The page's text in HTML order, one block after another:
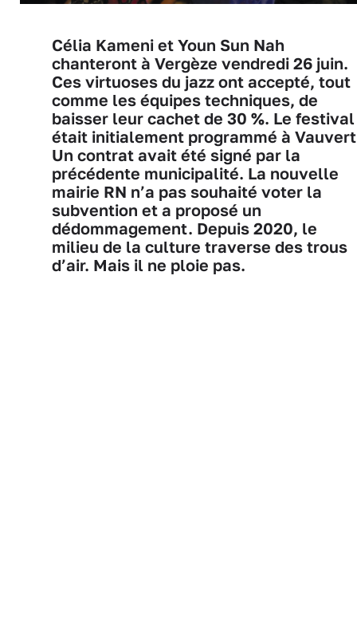
Célia Kameni et Youn Sun Nah
chanteront à Vergèze vendredi 26 juin.
Ces virtuoses du jazz ont accepté, tout
comme les équipes techniques, de
baisser leur cachet de 30 %. Le festival
était initialement programmé à
Un contrat avait été signé par la
précédente municipalité. La nouvelle
mairie RN n’a pas souhaité voter la
subvention et a proposé un
dédommagement. Depuis 2020, le
milieu de la culture traverse des trous
d’air. Mais il ne ploie pas.